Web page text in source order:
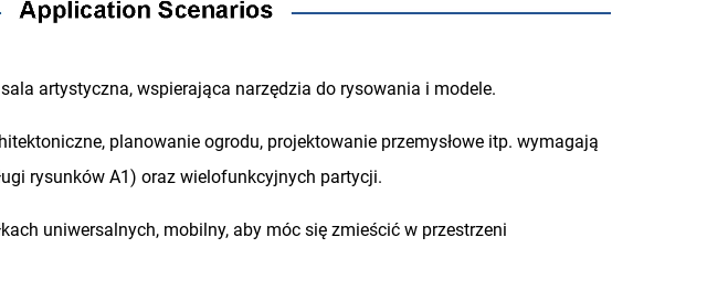
artystyczna, wspierająca narzędzia do rysowania i modele.
planowanie ogrodu, projektowanie przemysłowe itp. wymagają
rysunków A1) oraz wielofunkcyjnych partycji.
uniwersalnych, mobilny, aby móc się zmieścić w przestrzeni